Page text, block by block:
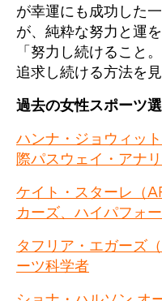
が幸運にも成功した
が、純粋な努力と運
「努力し続けること
追求し続ける方法を
過去の女性スポーツ
ハンナ・ジョウィッ
際パスウェイ・アナ
ケイト・スターレ（
カーズ、ハイパフォ
タフリア・エガーズ
ーツ科学者